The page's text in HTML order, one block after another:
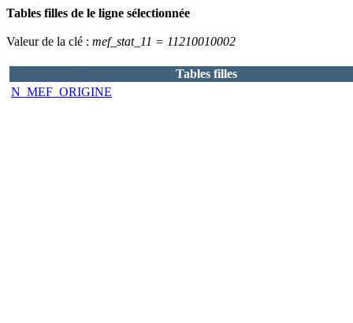
Tables filles de le ligne sélectionnée
Valeur de la clé : mef_stat_11 = 11210010002
Tables filles
N_MEF_ORIGINE